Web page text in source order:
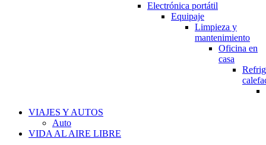
Electrónica portátil
Equipaje
Limpieza y
mantenimiento
Oficina en
casa
VIAJES Y AUTOS
Auto
VIDA AL AIRE LIBRE